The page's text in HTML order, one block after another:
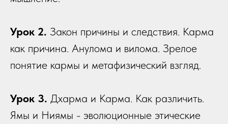
Урок 2. Закон причины и следствия. Карма
как причина. Анулома и вилома. Зрелое
понятие кармы и метафизический взгляд.
Урок 3. Дхарма и Карма. Как различить.
Ямы и Ниямы - эволюционные этические